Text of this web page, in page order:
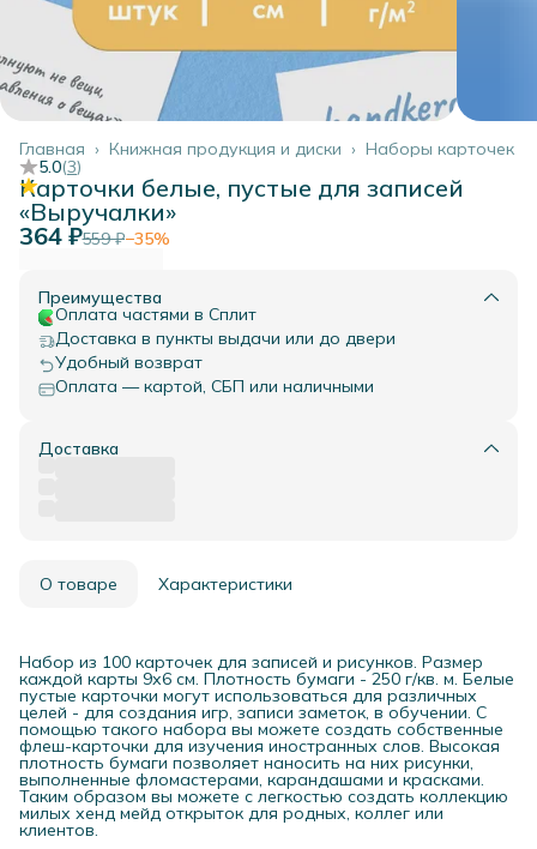
Наборы карточек
Книжная продукция и диски ›
Главная ›
5.0(3)
Карточки белые, пустые для записей
«Выручалки»
364 ₽559 ₽−35%
Преимущества
Оплата частями в Сплит
Доставка в пункты выдачи или до двери
Удобный возврат
Оплата — картой, СБП или наличными
Доставка
О товаре Характеристики
Набор из 100 карточек для записей и рисунков. Размер
каждой карты 9х6 см. Плотность бумаги - 250 г/кв. м. Белые
пустые карточки могут использоваться для различных
целей - для создания игр, записи заметок, в обучении. С
помощью такого набора вы можете создать собственные
флеш-карточки для изучения иностранных слов. Высокая
плотность бумаги позволяет наносить на них рисунки,
выполненные фломастерами, карандашами и красками.
Таким образом вы можете с легкостью создать коллекцию
милых хенд мейд открыток для родных, коллег или
клиентов.